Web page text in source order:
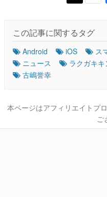
この記事に関するタグ
Android iOS ス
ニュース
ラクガキ
古嶋誉幸
本ページはアフィリエイトプ
ご